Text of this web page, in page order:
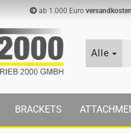
ab 1.000 Euro
Alle
BRACKETS